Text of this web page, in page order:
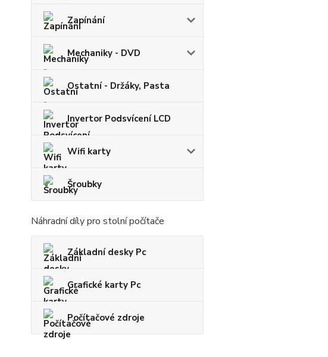
Zapínání
Mechaniky - DVD
Ostatní - Držáky, Pasta
Invertor Podsvícení LCD
Wifi karty
Šroubky
Náhradní díly pro stolní počítače
Základní desky Pc
Grafické karty Pc
Počítačové zdroje